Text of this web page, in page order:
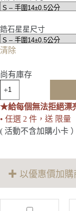
鋯石星星尺寸
清除
尚有庫存
樣
發
光
吧
星
雙
★給每個無法拒絕漂
• 任選 2 件，送 限量
( 活動不含加購小卡 ）
✚ 以優惠價加購